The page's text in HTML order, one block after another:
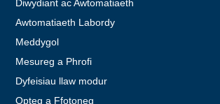
Diwydiant ac Awtomatiaeth
Awtomatiaeth Labordy
Meddygol
Mesureg a Phrofi
Dyfeisiau llaw modur
Opteg a Ffotoneg